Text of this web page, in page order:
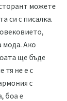
можете
си с писалка.
мода. Ако
ще бъде
тя не е с
с
боа е